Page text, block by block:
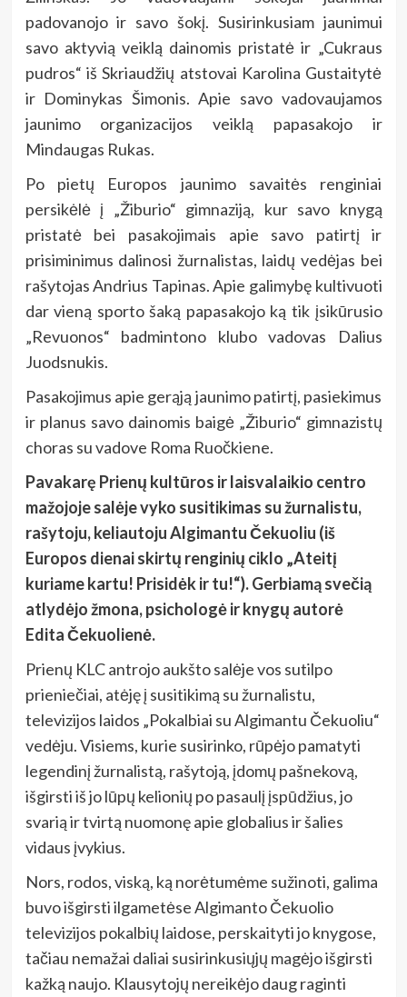
padovanojo ir savo šokį. Susirinkusiam jaunimui
savo aktyvią veiklą dainomis pristatė ir „Cukraus
pudros“ iš Skriaudžių atstovai Karolina Gustaitytė
ir Dominykas Šimonis. Apie savo vadovaujamos
jaunimo organizacijos veiklą papasakojo ir
Mindaugas Rukas.
Po pietų Europos jaunimo savaitės renginiai
persikėlė į „Žiburio“ gimnaziją, kur savo knygą
pristatė bei pasakojimais apie savo patirtį ir
prisiminimus dalinosi žurnalistas, laidų vedėjas bei
rašytojas Andrius Tapinas. Apie galimybę kultivuoti
dar vieną sporto šaką papasakojo ką tik įsikūrusio
„Revuonos“ badmintono klubo vadovas Dalius
Juodsnukis.
Pasakojimus apie gerąją jaunimo patirtį, pasiekimus
ir planus savo dainomis baigė „Žiburio“ gimnazistų
choras su vadove Roma Ruočkiene.
Pavakarę Prienų kultūros ir laisvalaikio centro
mažojoje salėje vyko susitikimas su žurnalistu,
rašytoju, keliautoju Algimantu Čekuoliu (iš
Europos dienai skirtų renginių ciklo „Ateitį
kuriame kartu! Prisidėk ir tu!“). Gerbiamą svečią
atlydėjo žmona, psichologė ir knygų autorė
Edita Čekuolienė.
Prienų KLC antrojo aukšto salėje vos sutilpo
prieniečiai, atėję į susitikimą su žurnalistu,
televizijos laidos „Pokalbiai su Algimantu Čekuoliu“
vedėju. Visiems, kurie susirinko, rūpėjo pamatyti
legendinį žurnalistą, rašytoją, įdomų pašnekovą,
išgirsti iš jo lūpų kelionių po pasaulį įspūdžius, jo
svarią ir tvirtą nuomonę apie globalius ir šalies
vidaus įvykius.
Nors, rodos, viską, ką norėtumėme sužinoti, galima
buvo išgirsti ilgametėse Algimanto Čekuolio
televizijos pokalbių laidose, perskaityti jo knygose,
tačiau nemažai daliai susirinkusiųjų magėjo išgirsti
kažką naujo. Klausytojų nereikėjo daug raginti